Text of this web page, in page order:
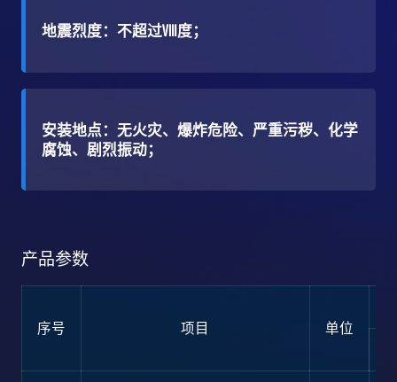
地震烈度：不超过Ⅷ度；
安装地点：无火灾、爆炸危险、严重污秽、化学
腐蚀、剧烈振动；
产品参数
序号 项目
单位